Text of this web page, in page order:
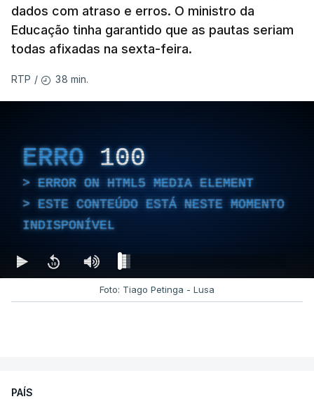
dados com atraso e erros. O ministro da
Educação tinha garantido que as pautas seriam
todas afixadas na sexta-feira.
RTP / 38 min.
ERRO 100
ERROR ON HTML5 MEDIA ELEMENT
ESTE CONTEÚDO ESTÁ NESTE MOMENTO
INDISPONÍVEL
Foto: Tiago Petinga - Lusa
PAÍS